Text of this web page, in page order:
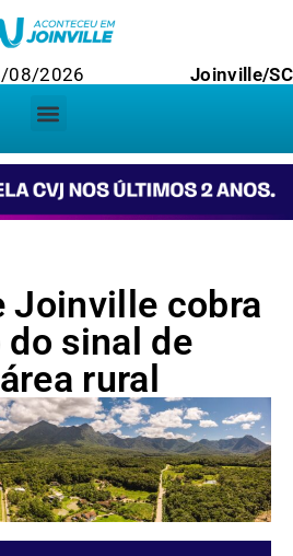
08/2026 Joinville/SC
Joinville cobra
sinal de
rural